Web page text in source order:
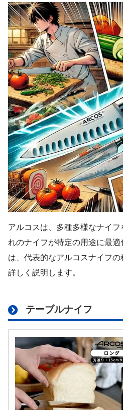
アルコスは、多種多様なナイ
れのナイフが特定の用途に最
は、代表的なアルコスナイフ
詳しく説明します。
テーブルナイフ